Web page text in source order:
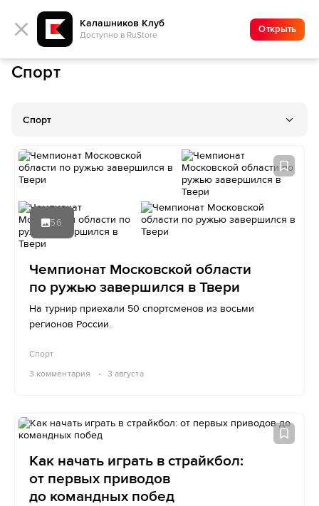
Калашников Клуб
Доступно в RuStore
Открыть
Спорт
Спорт
56
Чемпионат Московской области
по ружью завершился в Твери
На турнир приехали 50 спортсменов из восьми
регионов России.
Спорт
3 комментария 3 августа
Как начать играть в страйкбол:
от первых приводов
до командных побед